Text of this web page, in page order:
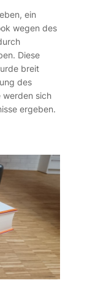
ein
wegen des
Diese
breit
des
werden sich
ergeben.